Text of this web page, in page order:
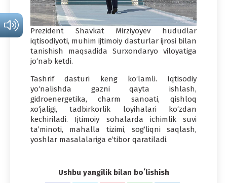
Prezident Shavkat Mirziyoyev hududlar
iqtisodiyoti, muhim ijtimoiy dasturlar ijrosi bilan
tanishish maqsadida Surxondaryo viloyatiga
jo‘nab ketdi.
Tashrif dasturi keng ko‘lamli. Iqtisodiy
yo‘nalishda gazni qayta ishlash,
gidroenergetika, charm sanoati, qishloq
xo‘jaligi, tadbirkorlik loyihalari ko‘zdan
kechiriladi. Ijtimoiy sohalarda ichimlik suvi
ta’minoti, mahalla tizimi, sog‘liqni saqlash,
yoshlar masalalariga e’tibor qaratiladi.
Ushbu yangilik bilan boʻlishish